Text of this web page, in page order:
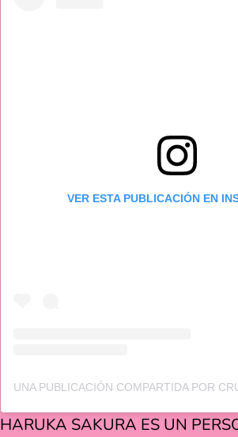
VER ESTA PUBLICACIÓN EN
HARUKA SAKURA ES UN